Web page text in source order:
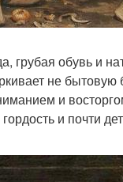
грубая обувь и
не
и
и почти